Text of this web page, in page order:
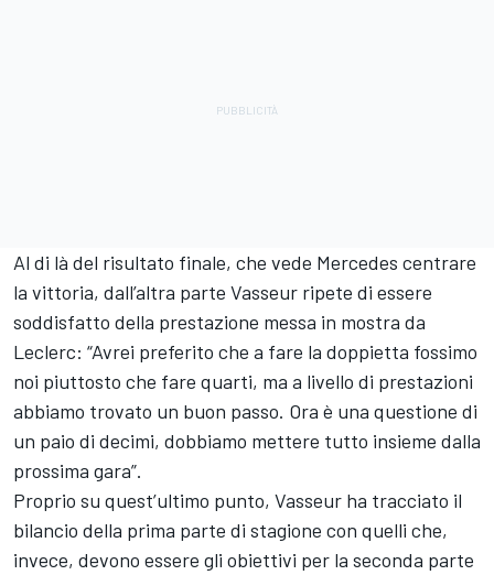
Al di là del risultato finale, che vede Mercedes centrare
la vittoria, dall’altra parte Vasseur ripete di essere
soddisfatto della prestazione messa in mostra da
Leclerc: “Avrei preferito che a fare la doppietta fossimo
noi piuttosto che fare quarti, ma a livello di prestazioni
abbiamo trovato un buon passo. Ora è una questione di
un paio di decimi, dobbiamo mettere tutto insieme dalla
prossima gara”.
Proprio su quest’ultimo punto, Vasseur ha tracciato il
bilancio della prima parte di stagione con quelli che,
invece, devono essere gli obiettivi per la seconda parte